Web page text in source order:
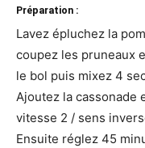
Préparation :
Lavez épluchez la
coupez les pruneaux
le bol puis mixez 4
Ajoutez la cassonade
vitesse 2 / sens
Ensuite réglez 45